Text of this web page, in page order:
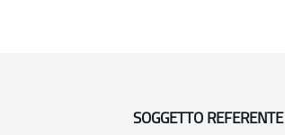
SOGGETTO REFERENTE